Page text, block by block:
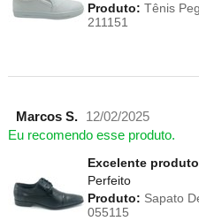
Produto: Tênis
211151
Marcos S.
12/02/2025
Eu recomendo esse produto.
Excelente produto
Perfeito
Produto: Sapato
055115